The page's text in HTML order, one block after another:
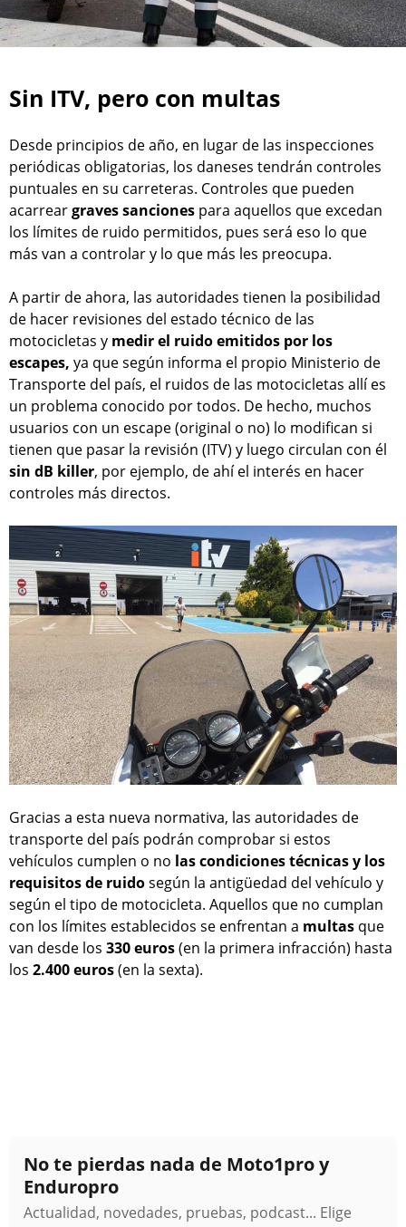
Sin ITV, pero con multas
Desde principios de año, en lugar de las inspecciones
periódicas obligatorias, los daneses tendrán controles
puntuales en su carreteras. Controles que pueden
acarreargraves sanciones para aquellos que excedan
los límites de ruido permitidos, pues será eso lo que
más van a controlar y lo que más les preocupa.
A partir de ahora, las autoridades tienen la posibilidad
de hacer revisiones del estado técnico de las
motocicletas y medir el ruido emitidos por los
escapes, ya que según informa el propio Ministerio de
Transporte del país, el ruidos de las motocicletas allí es
un problema conocido por todos. De hecho, muchos
usuarios con un escape (original o no) lo modifican si
tienen que pasar la revisión (ITV) y luego circulan con él
sin dB killer, por ejemplo, de ahí el interés en hacer
controles más directos.
Gracias a esta nueva normativa, las autoridades de
transporte del país podrán comprobar si estos
vehículos cumplen o no las condiciones técnicas y los
requisitos de ruidosegún la antigüedad del vehículo y
según el tipo de motocicleta. Aquellos que no cumplan
con los límites establecidos se enfrentan a multas que
van desde los 330 euros(en la primera infracción) hasta
los 2.400 euros(en la sexta).
No te pierdas nada de Moto1pro y
Enduropro
Actualidad, novedades, pruebas, podcast... Elige